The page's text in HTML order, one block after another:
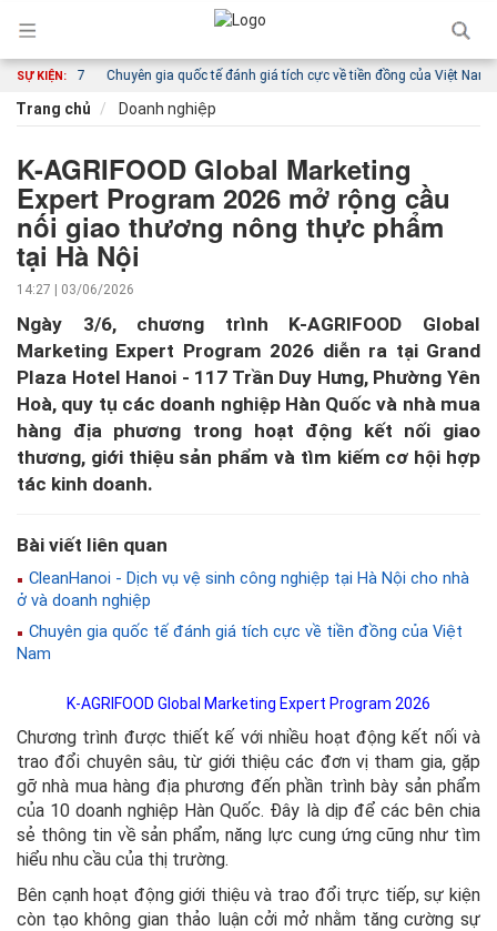
SỰ KIỆN:
57 Chuyên gia quốc tế đánh giá tích cực về tiền đồng của Việt Nam
Trang chủ Doanh nghiệp
K-AGRIFOOD Global Marketing
Expert Program 2026 mở rộng cầu
nối giao thương nông thực phẩm
tại Hà Nội
14:27 | 03/06/2026
Ngày 3/6, chương trình K-AGRIFOOD Global
Marketing Expert Program 2026 diễn ra tại Grand
Plaza Hotel Hanoi - 117 Trần Duy Hưng, Phường Yên
Hoà, quy tụ các doanh nghiệp Hàn Quốc và nhà mua
hàng địa phương trong hoạt động kết nối giao
thương, giới thiệu sản phẩm và tìm kiếm cơ hội hợp
tác kinh doanh.
Bài viết liên quan
CleanHanoi - Dịch vụ vệ sinh công nghiệp tại Hà Nội cho nhà
ở và doanh nghiệp
Chuyên gia quốc tế đánh giá tích cực về tiền đồng của Việt
Nam
K-AGRIFOOD Global Marketing Expert Program 2026
Chương trình được thiết kế với nhiều hoạt động kết nối và
trao đổi chuyên sâu, từ giới thiệu các đơn vị tham gia, gặp
gỡ nhà mua hàng địa phương đến phần trình bày sản phẩm
của 10 doanh nghiệp Hàn Quốc. Đây là dịp để các bên chia
sẻ thông tin về sản phẩm, năng lực cung ứng cũng như tìm
hiểu nhu cầu của thị trường.
Bên cạnh hoạt động giới thiệu và trao đổi trực tiếp, sự kiện
còn tạo không gian thảo luận cởi mở nhằm tăng cường sự